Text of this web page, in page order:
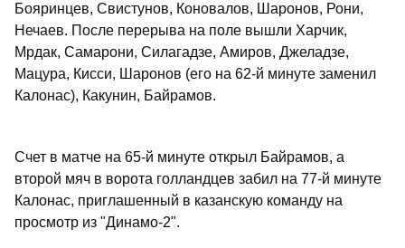
Бояринцев, Свистунов, Коновалов, Шаронов, Рони,
Нечаев. После перерыва на поле вышли Харчик,
Мрдак, Самарони, Силагадзе, Амиров, Джеладзе,
Мацура, Кисси, Шаронов (его на 62-й минуте заменил
Калонас), Какунин, Байрамов.
Счет в матче на 65-й минуте открыл Байрамов, а
второй мяч в ворота голландцев забил на 77-й минуте
Калонас, приглашенный в казанскую команду на
просмотр из "Динамо-2".